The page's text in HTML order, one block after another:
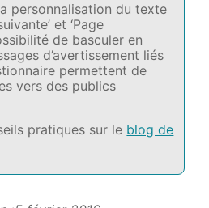
personnalisation du texte
et ‘Page
de basculer en
d’avertissement liés
permettent de
vers des publics
pratiques sur le blog de